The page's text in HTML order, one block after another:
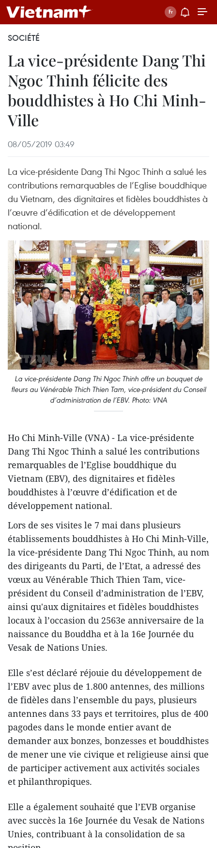
SOCIÉTÉ
La vice-présidente Dang Thi
Ngoc Thinh félicite des
bouddhistes à Ho Chi Minh-
Ville
08/05/2019 03:49
La vice-présidente Dang Thi Ngoc Thinh a salué les
contributions remarquables de l’Eglise bouddhique
du Vietnam, des dignitaires et fidèles bouddhistes à
l’œuvre d’édification et de développement
national.
La vice-présidente Dang Thi Ngoc Thinh offre un bouquet de
fleurs au Vénérable Thich Thien Tam, vice-président du Conseil
d’administration de l’EBV. Photo: VNA
Ho Chi Minh-Ville (VNA) - La vice-présidente
Dang Thi Ngoc Thinh a salué les contributions
remarquables de l’Eglise bouddhique du
Vietnam (EBV), des dignitaires et fidèles
bouddhistes à l’œuvre d’édification et de
développement national.
Lors de ses visites le 7 mai dans plusieurs
établissements bouddhistes à Ho Chi Minh-Ville,
la vice-présidente Dang Thi Ngoc Thinh, au nom
des dirigeants du Parti, de l’Etat, a adressé des
vœux au Vénérable Thich Thien Tam, vice-
président du Conseil d’administration de l’EBV,
ainsi qu'aux dignitaires et fidèles bouddhistes
locaux à l’occasion du 2563e anniversaire de la
naissance du Bouddha et à la 16e Journée du
Vesak de Nations Unies.
Elle s’est déclaré réjouie du développement de
l’EBV avec plus de 1.800 antennes, des millions
de fidèles dans l’ensemble du pays, plusieurs
antennes dans 33 pays et territoires, plus de 400
pagodes dans le monde entier avant de
demander aux bonzes, bonzesses et bouddhistes
de mener une vie civique et religieuse ainsi que
de participer activement aux activités sociales
et philanthropiques.
Elle a également souhaité que l’EVB organise
avec succès la 16e Journée du Vesak de Nations
Unies, contribuant à la consolidation de sa